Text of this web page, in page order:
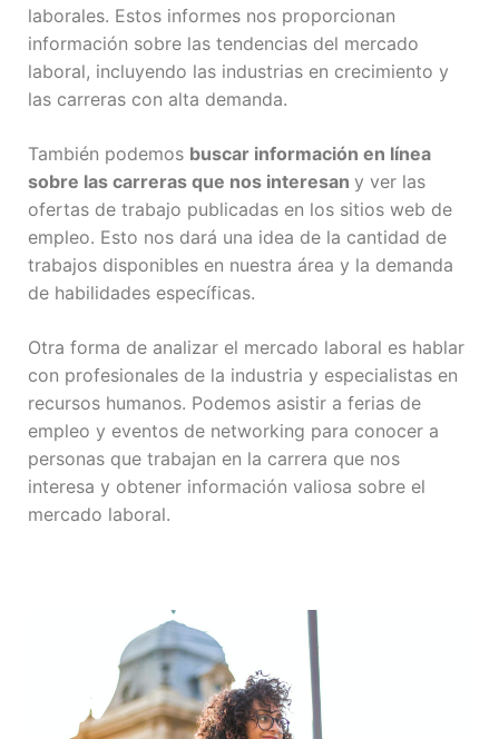
laborales. Estos informes nos proporcionan
información sobre las tendencias del mercado
laboral, incluyendo las industrias en crecimiento y
las carreras con alta demanda.
También podemos buscar información en línea
sobre las carreras que nos interesan y ver las
ofertas de trabajo publicadas en los sitios web de
empleo. Esto nos dará una idea de la cantidad de
trabajos disponibles en nuestra área y la demanda
de habilidades específicas.
Otra forma de analizar el mercado laboral es hablar
con profesionales de la industria y especialistas en
recursos humanos. Podemos asistir a ferias de
empleo y eventos de networking para conocer a
personas que trabajan en la carrera que nos
interesa y obtener información valiosa sobre el
mercado laboral.